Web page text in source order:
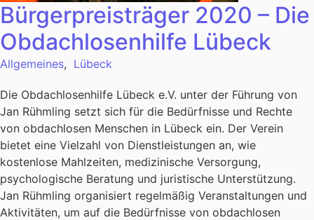
Bürgerpreisträger 2020 – Die
Obdachlosenhilfe Lübeck
Allgemeines, Lübeck
Die Obdachlosenhilfe Lübeck e.V. unter der Führung von
Jan Rühmling setzt sich für die Bedürfnisse und Rechte
von obdachlosen Menschen in Lübeck ein. Der Verein
bietet eine Vielzahl von Dienstleistungen an, wie
kostenlose Mahlzeiten, medizinische Versorgung,
psychologische Beratung und juristische Unterstützung.
Jan Rühmling organisiert regelmäßig Veranstaltungen und
Aktivitäten, um auf die Bedürfnisse von obdachlosen